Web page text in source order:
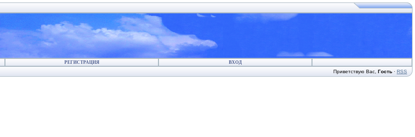
РЕГИСТРАЦИЯ ВХОД
Приветствую Вас Гость · RSS